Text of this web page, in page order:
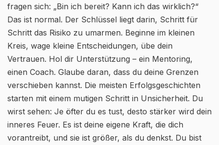
fragen sich: „Bin ich bereit? Kann ich das wirklich?“
Das ist normal. Der Schlüssel liegt darin, Schritt für
Schritt das Risiko zu umarmen. Beginne im kleinen
Kreis, wage kleine Entscheidungen, übe dein
Vertrauen. Hol dir Unterstützung – ein Mentoring,
einen Coach. Glaube daran, dass du deine Grenzen
verschieben kannst. Die meisten Erfolgsgeschichten
starten mit einem mutigen Schritt in Unsicherheit. Du
wirst sehen: Je öfter du es tust, desto stärker wird dein
inneres Feuer. Es ist deine eigene Kraft, die dich
vorantreibt, und sie ist größer, als du denkst. Du bist